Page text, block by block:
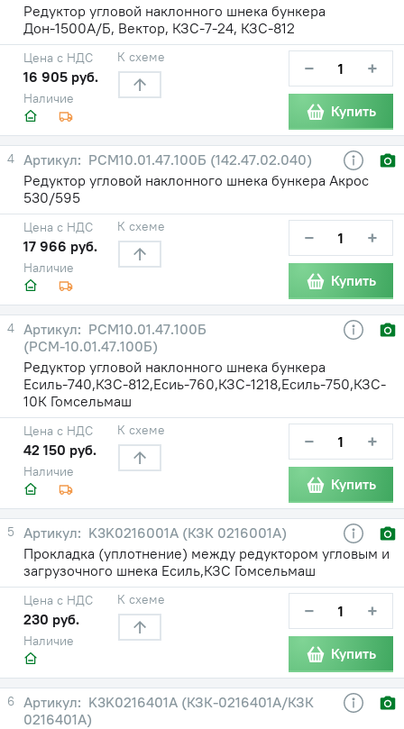
Редуктор угловой наклонного шнека бункера
Дон-1500А/Б, Вектор, КЗС-7-24, КЗС-812
Наличие
Цена с НДС
16 905 руб.
К схеме − +
Купить
4
PCM10.01.47.100Б (142.47.02.040)
Редуктор угловой наклонного шнека бункера Акрос
530/595
Наличие
Цена с НДС
17 966 руб.
К схеме − +
Купить
4
PCM10.01.47.100Б
(РСМ-10.01.47.100Б)
Редуктор угловой наклонного шнека бункера
Есиль-740,КЗС-812,Есиь-760,КЗС-1218,Есиль-750,КЗС-
10К Гомсельмаш
Наличие
Цена с НДС
42 150 руб.
К схеме − +
Купить
5
K3K0216001A (КЗК 0216001А)
Прокладка (уплотнение) между редуктором угловым и
загрузочного шнека Есиль,КЗС Гомсельмаш
Наличие
Цена с НДС
230 руб.
К схеме − +
Купить
6
K3K0216401A (КЗК-0216401А/КЗК
0216401А)